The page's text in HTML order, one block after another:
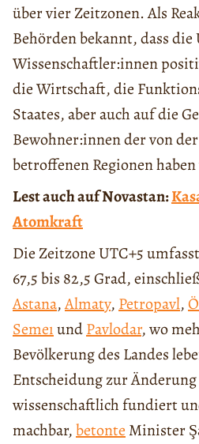
über vier Zeitzonen. Als
Behörden bekannt, dass
Wissenschaftler:innen
die Wirtschaft, die
Staates, aber auch auf die
Bewohner:innen der von
betroffenen Regionen
Lest auch auf Novastan:
Atomkraft
Die Zeitzone UTC+5
67,5 bis 82,5 Grad,
Astana,Almaty, Petropavl,
SemeıundPavlodar, wo
Bevölkerung des Landes
Entscheidung zur
wissenschaftlich fundiert
machbar,betonte Minister